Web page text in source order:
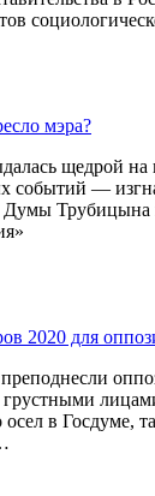
мэра?
щедрой на
событий —
Думы Трубицына
2020 для
в Госдуме,